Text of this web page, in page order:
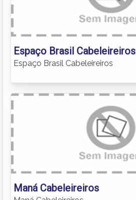
Espaço Brasil Cabeleireiros
Espaço Brasil Cabeleireiros
Maná Cabeleireiros